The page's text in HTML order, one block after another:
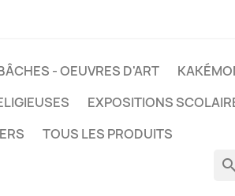
- OEUVRES D'ART
EXPOSITIONS
TOUS LES PRODUITS
search